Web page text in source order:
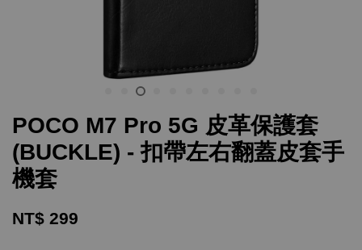
POCO M7 Pro 5G 皮革保護套
(BUCKLE) - 扣帶左右翻蓋皮套手
機套
NT$ 299